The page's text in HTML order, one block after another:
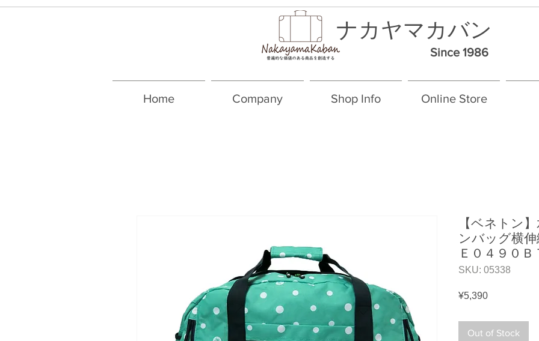
ナカヤマカバン
Since 1986
Home Company Shop Info Online Store
【ベネトン
ンバッグ横
Ｅ０４９０Ｂ
SKU: 05338
¥5,390Price
Out of Stock